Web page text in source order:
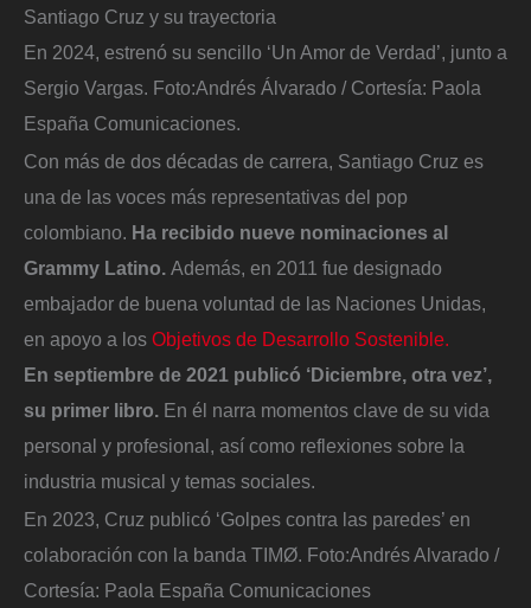
Santiago Cruz y su trayectoria
En 2024, estrenó su sencillo ‘Un Amor de Verdad’, junto a
Sergio Vargas. Foto:Andrés Álvarado / Cortesía: Paola
España Comunicaciones.
Con más de dos décadas de carrera, Santiago Cruz es
una de las voces más representativas del pop
colombiano. Ha recibido nueve nominaciones al
Grammy Latino. Además, en 2011 fue designado
embajador de buena voluntad de las Naciones Unidas,
en apoyo a los Objetivos de Desarrollo Sostenible.
En septiembre de 2021 publicó ‘Diciembre, otra vez’,
su primer libro. En él narra momentos clave de su vida
personal y profesional, así como reflexiones sobre la
industria musical y temas sociales.
En 2023, Cruz publicó ‘Golpes contra las paredes’ en
colaboración con la banda TIMØ. Foto:Andrés Alvarado /
Cortesía: Paola España Comunicaciones